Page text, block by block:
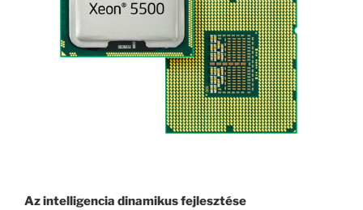
Az intelligencia dinamikus fejlesztése